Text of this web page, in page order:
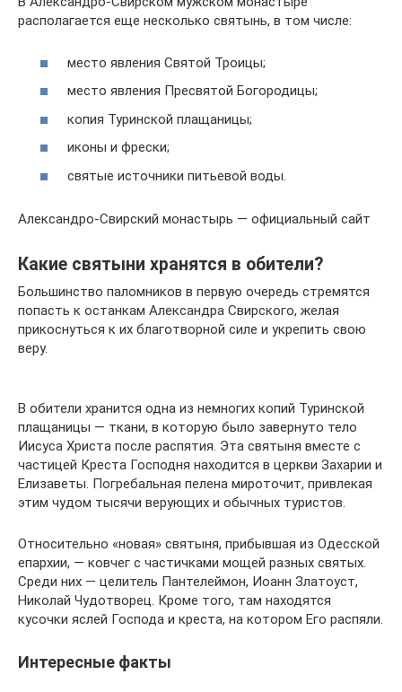
располагается еще несколько святынь, в том числе:
место явления Святой Троицы;
место явления Пресвятой Богородицы;
копия Туринской плащаницы;
иконы и фрески;
святые источники питьевой воды.
Александро-Свирский монастырь — официальный сайт
Какие святыни хранятся в обители?
Большинство паломников в первую очередь стремятся
попасть к останкам Александра Свирского, желая
прикоснуться к их благотворной силе и укрепить свою
веру.
В обители хранится одна из немногих копий Туринской
плащаницы — ткани, в которую было завернуто тело
Иисуса Христа после распятия. Эта святыня вместе с
частицей Креста Господня находится в церкви Захарии и
Елизаветы. Погребальная пелена мироточит, привлекая
этим чудом тысячи верующих и обычных туристов.
Относительно «новая» святыня, прибывшая из Одесской
епархии, — ковчег с частичками мощей разных святых.
Среди них — целитель Пантелеймон, Иоанн Златоуст,
Николай Чудотворец. Кроме того, там находятся
кусочки яслей Господа и креста, на котором Его распяли.
Интересные факты